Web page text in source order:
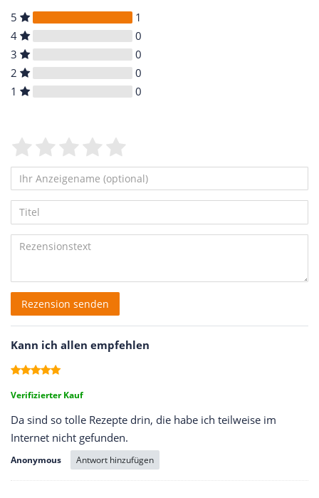
5
1
4
0
3
0
2
0
1
0
Bewertungssterne
von
5
Bewertungssternen
4
von
5
Bewertungssternen
3
von
5
Bewertungssternen
2
von
5
Bewertungssternen
1
von
5
Bewertungssternen
Ihr
Anzeigename
(optional)
Platzhalter
Titel
Rezensionstext
Rezension senden
Kann ich allen empfehlen
Verifizierter Kauf
Da sind so tolle Rezepte drin, die habe ich teilweise im
Internet nicht gefunden.
Anonymous Antwort hinzufügen